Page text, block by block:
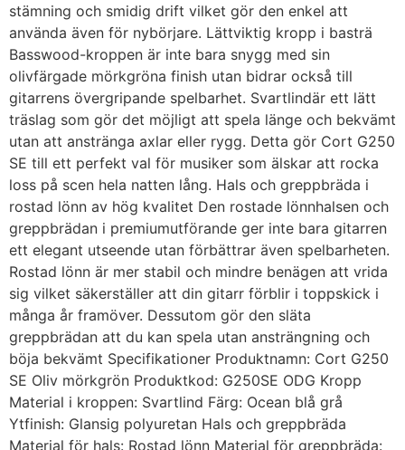
stämning och smidig drift vilket gör den enkel att
använda även för nybörjare. Lättviktig kropp i basträ
Basswood-kroppen är inte bara snygg med sin
olivfärgade mörkgröna finish utan bidrar också till
gitarrens övergripande spelbarhet. Svartlindär ett lätt
träslag som gör det möjligt att spela länge och bekvämt
utan att anstränga axlar eller rygg. Detta gör Cort G250
SE till ett perfekt val för musiker som älskar att rocka
loss på scen hela natten lång. Hals och greppbräda i
rostad lönn av hög kvalitet Den rostade lönnhalsen och
greppbrädan i premiumutförande ger inte bara gitarren
ett elegant utseende utan förbättrar även spelbarheten.
Rostad lönn är mer stabil och mindre benägen att vrida
sig vilket säkerställer att din gitarr förblir i toppskick i
många år framöver. Dessutom gör den släta
greppbrädan att du kan spela utan ansträngning och
böja bekvämt Specifikationer Produktnamn: Cort G250
SE Oliv mörkgrön Produktkod: G250SE ODG Kropp
Material i kroppen: Svartlind Färg: Ocean blå grå
Ytfinish: Glansig polyuretan Hals och greppbräda
Material för hals: Rostad lönn Material för greppbräda: